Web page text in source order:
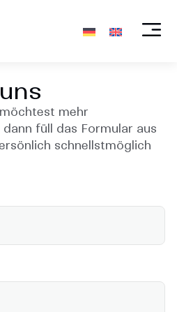
mehr
füll das Formular aus
schnellstmöglich